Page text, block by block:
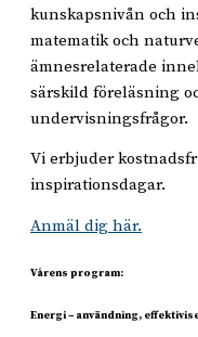
kunskapsnivån och
matematik och
ämnesrelaterade
särskild föreläsning
undervisningsfrågor.
Vi erbjuder
inspirationsdagar.
Anmäl dig här.
Vårens program:
Energi – användning,